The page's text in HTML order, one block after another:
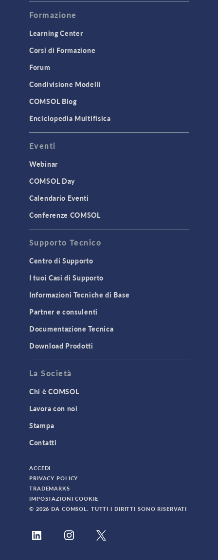
Formazione
Learning Center
Corsi di Formazione
Forum
Condivisione Modelli
COMSOL Blog
Enciclopedia Multifisica
Eventi
Webinar
COMSOL Day
Calendario Eventi
Conferenze COMSOL
Supporto Tecnico
Centro di Supporto
I tuoi Casi di Supporto
Informazioni Tecniche di Base
Partner e consulenti
Documentazione Tecnica
Download Prodotti
La Società
Chi è COMSOL
Lavora con noi
Stampa
Contatti
ACCEDI
PRIVACY POLICY
TRADEMARKS
IMPOSTAZIONI COOKIE
© 2026 DA COMSOL. TUTTI I DIRITTI SONO RISERVATI